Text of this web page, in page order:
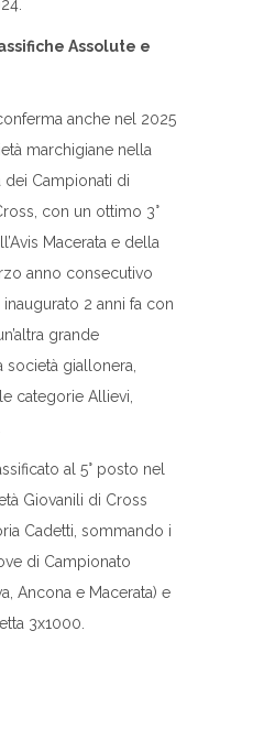
Assolute e
anche nel 2025
marchigiane nella
dei Campionati di
con un ottimo 3°
Macerata e della
anno consecutivo
2 anni fa con
grande
giallonera,
categorie Allievi,
al 5° posto nel
Giovanili di Cross
Cadetti, sommando i
di Campionato
Ancona e Macerata) e
3x1000.